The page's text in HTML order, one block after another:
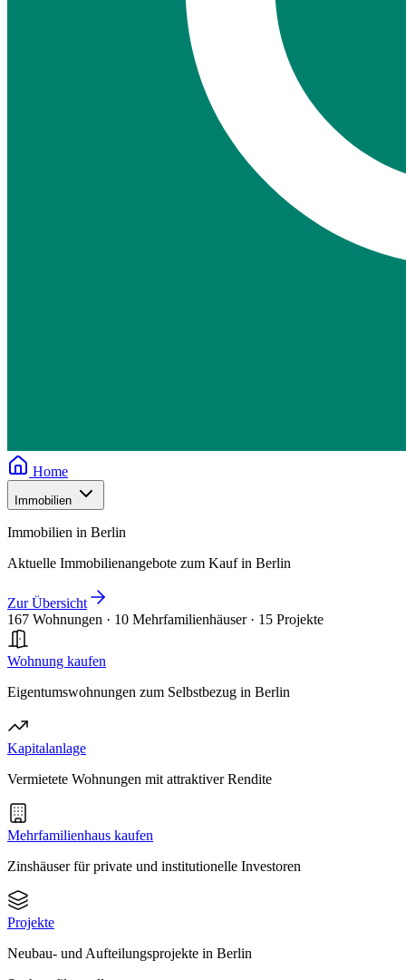
Home
Immobilien
Immobilien in Berlin
Aktuelle Immobilienangebote zum Kauf in Berlin
Zur Übersicht
167 Wohnungen · 10 Mehrfamilienhäuser · 15 Projekte
Wohnung kaufen
Eigentumswohnungen zum Selbstbezug in Berlin
Kapitalanlage
Vermietete Wohnungen mit attraktiver Rendite
Mehrfamilienhaus kaufen
Zinshäuser für private und institutionelle Investoren
Projekte
Neubau- und Aufteilungsprojekte in Berlin